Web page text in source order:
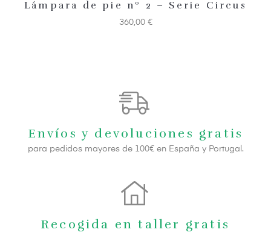
Lámpara de pie nº 2 – Serie Circus
360,00 €
Envíos y devoluciones gratis
para pedidos mayores de 100€ en España y Portugal.
Recogida en taller gratis